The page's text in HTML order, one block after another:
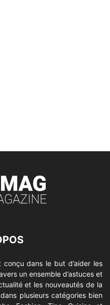
conçu dans le but d’aider les
un ensemble d’astuces et
et les nouveautés de la
plusieurs catégories bien